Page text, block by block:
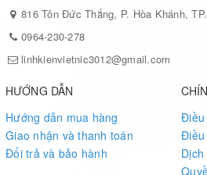
816 Tôn Đức Thắng, P. Hòa Khánh,
0964-230-278
linhkienvietnic3012@gmail.com
HƯỚNG DẪN
Hướng dẫn mua hàng
Giao nhận và thanh toán
Đổi trả và bảo hành
Điều
Điều